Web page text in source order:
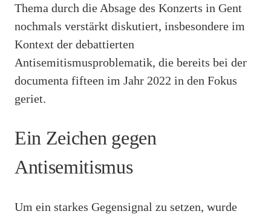
Thema durch die Absage des Konzerts in Gent
nochmals verstärkt diskutiert, insbesondere im
Kontext der debattierten
Antisemitismusproblematik, die bereits bei der
documenta fifteen im Jahr 2022 in den Fokus
geriet.
Ein Zeichen gegen
Antisemitismus
Um ein starkes Gegensignal zu setzen, wurde